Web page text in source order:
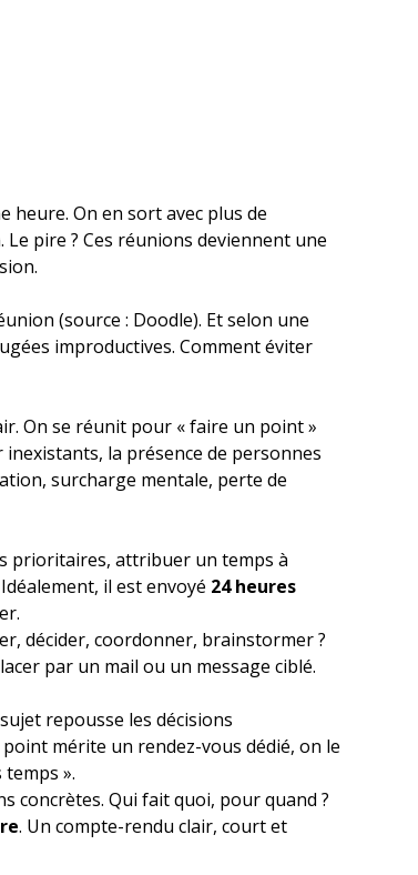
heure. On en sort avec plus de
pire ? Ces réunions deviennent une
(source : Doodle). Et selon une
improductives. Comment éviter
On se réunit pour « faire un point »
la présence de personnes
surcharge mentale, perte de
prioritaires, attribuer un temps à
il est envoyé 24 heures
décider, coordonner, brainstormer ?
par un mail ou un message ciblé.
repousse les décisions
mérite un rendez-vous dédié, on le
».
concrètes. Qui fait quoi, pour quand ?
. Un compte-rendu clair, court et